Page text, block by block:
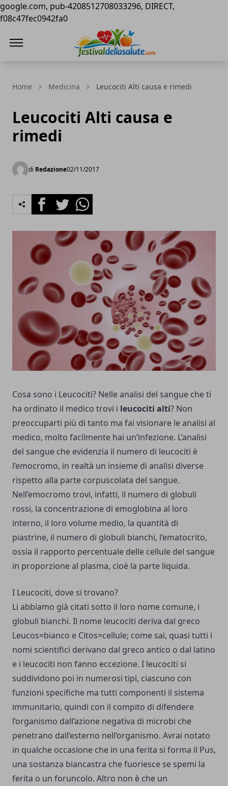
google.com, pub-4208512708033296, DIRECT,
f08c47fec0942fa0
Home Medicina Leucociti Alti causa e rimedi
Leucociti Alti causa e
rimedi
di Redazione02/11/2017
FacebookTwitterWhatsapp
Cosa sono i Leucociti? Nelle analisi del sangue che ti
ha ordinato il medico trovi i leucociti alti? Non
preoccuparti più di tanto ma fai visionare le analisi al
medico, molto facilmente hai un’infezione. L’analisi
del sangue che evidenzia il numero di leucociti è
l’emocromo, in realtà un insieme di analisi diverse
rispetto alla parte corpuscolata del sangue.
Nell’emocromo trovi, infatti, il numero di globuli
rossi, la concentrazione di emoglobina al loro
interno, il loro volume medio, la quantità di
piastrine, il numero di globuli bianchi, l’ematocrito,
ossia il rapporto percentuale delle cellule del sangue
in proporzione al plasma, cioè la parte liquida.
I Leucociti, dove si trovano?
Li abbiamo già citati sotto il loro nome comune, i
globuli bianchi. Il nome leucociti deriva dal greco
Leucos=bianco e Citos=cellule; come sai, quasi tutti i
nomi scientifici derivano dal greco antico o dal latino
e i leucociti non fanno eccezione. I leucociti si
suddividono poi in numerosi tipi, ciascuno con
funzioni specifiche ma tutti componenti il sistema
immunitario, quindi con il compito di difendere
l’organismo dall’azione negativa di microbi che
penetrano dall’esterno nell’organismo. Avrai notato
in qualche occasione che in una ferita si forma il Pus,
una sostanza biancastra che fuoriesce se spemi la
ferita o un foruncolo. Altro non è che un